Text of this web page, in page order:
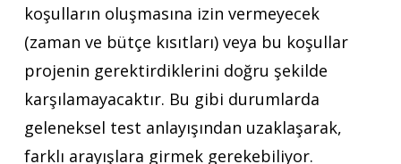
koşulların oluşmasına izin vermeyecek
(zaman ve bütçe kısıtları) veya bu koşullar
projenin gerektirdiklerini doğru şekilde
karşılamayacaktır. Bu gibi durumlarda
geleneksel test anlayışından uzaklaşarak,
farklı arayışlara girmek gerekebiliyor.